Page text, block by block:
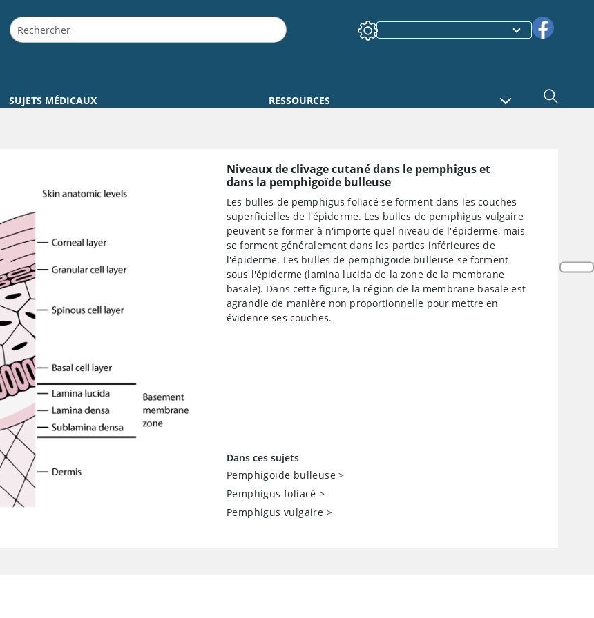
SUJETS MÉDICAUX RESSOURCES
Niveaux de clivage cutané dans le pemphigus et
dans la pemphigoïde bulleuse
Les bulles de pemphigus foliacé se forment dans les couches
superficielles de l'épiderme. Les bulles de pemphigus vulgaire
peuvent se former à n'importe quel niveau de l'épiderme, mais
se forment généralement dans les parties inférieures de
l'épiderme. Les bulles de pemphigoïde bulleuse se forment
sous l'épiderme (lamina lucida de la zone de la membrane
basale). Dans cette figure, la région de la membrane basale est
agrandie de manière non proportionnelle pour mettre en
évidence ses couches.
Dans ces sujets
Pemphigoïde bulleuse >
Pemphigus foliacé >
Pemphigus vulgaire >